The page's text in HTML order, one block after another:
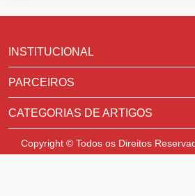
INSTITUCIONAL
PARCEIROS
CATEGORIAS DE ARTIGOS
Copyright © Todos os Direitos